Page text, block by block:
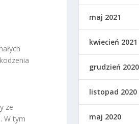
ze
W tym
maj 2021
kwiecień 2021
grudzień 2020
listopad 2020
maj 2020